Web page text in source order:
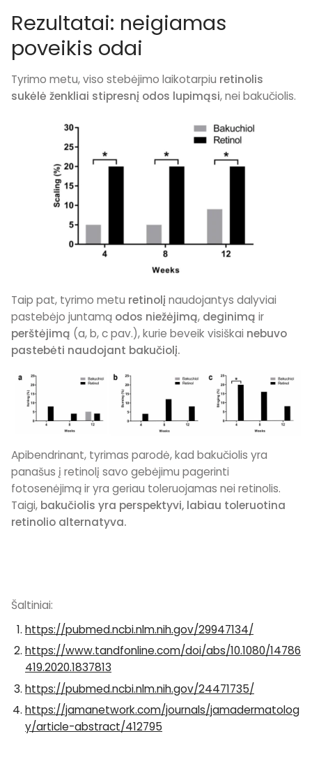
Rezultatai: neigiamas
poveikis odai
Tyrimo metu, viso stebėjimo laikotarpiu retinolis
sukėlė ženkliai stipresnį odos lupimąsi, nei bakučiolis.
Taip pat, tyrimo metu retinolį naudojantys dalyviai
pastebėjo juntamą odos niežėjimą, deginimą ir
perštėjimą (a, b, c pav.), kurie beveik visiškai nebuvo
pastebėti naudojant bakučiolį.
Apibendrinant, tyrimas parodė, kad bakučiolis yra
panašus į retinolį savo gebėjimu pagerinti
fotosenėjimąir yra geriau toleruojamas nei retinolis.
Taigi, bakučiolis yra perspektyvi, labiau toleruotina
retinolio alternatyva.
Šaltiniai:
https://pubmed.ncbi.nlm.nih.gov/29947134/
https://www.tandfonline.com/doi/abs/10.1080/14786
419.2020.1837813
https://pubmed.ncbi.nlm.nih.gov/24471735/
https://jamanetwork.com/journals/jamadermatolog
y/article-abstract/412795